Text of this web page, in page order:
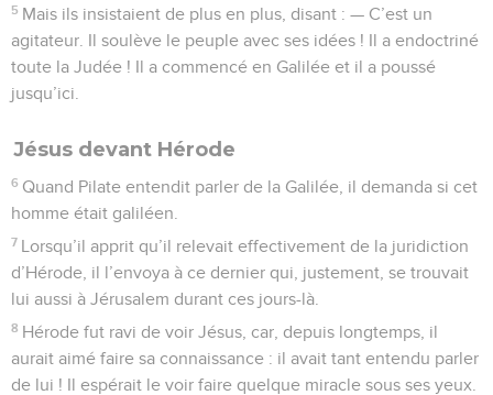
5 Mais ils insistaient de plus en plus, disant : — C’est un
agitateur. Il soulève le peuple avec ses idées ! Il a endoctriné
toute la Judée ! Il a commencé en Galilée et il a poussé
jusqu’ici.
Jésus devant Hérode
6 Quand Pilate entendit parler de la Galilée, il demanda si cet
homme était galiléen.
7 Lorsqu’il apprit qu’il relevait effectivement de la juridiction
d’Hérode, il l’envoya à ce dernier qui, justement, se trouvait
lui aussi à Jérusalem durant ces jours-là.
8 Hérode fut ravi de voir Jésus, car, depuis longtemps, il
aurait aimé faire sa connaissance : il avait tant entendu parler
de lui ! Il espérait le voir faire quelque miracle sous ses yeux.